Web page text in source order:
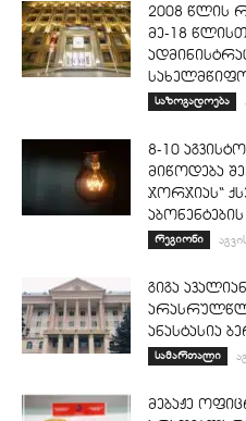
2008 წლის
მე-18
საზოგადოება
8-10
მიწოდება
ჯორჯიას“
რეგიონი
გიგა
ანასტასია
სამართალი
მებაჟე